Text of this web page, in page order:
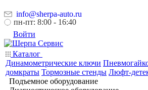
info@sherpa-auto.ru
пн-пт: 8:00 - 16:40
Войти
Каталог
Динамометрические ключи
домкраты Тормозные стенды Люфт-
Подъемное оборудование